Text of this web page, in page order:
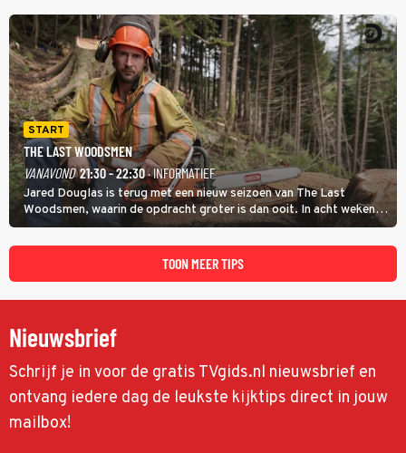
speler gaat direct door naar de finaleweek.
START
THE LAST WOODSMEN
VANAVOND 21:30 - 22:30· INFORMATIEF
Jared Douglas is terug met een nieuw seizoen van The Last
Woodsmen, waarin de opdracht groter is dan ooit. In acht weken
tijd probeert hij een miljoen dollar bij elkaar te vergaren om de
toekomst van het houthakkersbedrijf te verzekeren.
TOON MEER TIPS
Nieuwsbrief
Schrijf je in voor de gratis TVgids.nl nieuwsbrief en
ontvang iedere dag de leukste kijktips direct in jouw
mailbox!